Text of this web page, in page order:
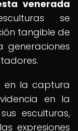
venerada
se
tangible de
generaciones
en la captura
en la
esculturas,
expresiones